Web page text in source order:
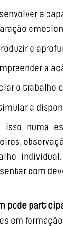
a
e
a
o trabalho
a
isso numa
com
pode
em